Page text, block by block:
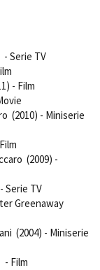
Accedi al tuo
Nuovo utente
- Scuola e
Economici
lavori in
Serie TV
- Film
(2010) - Miniserie
(2009) -
Serie TV
Greenaway
(2004) - Miniserie
- Film